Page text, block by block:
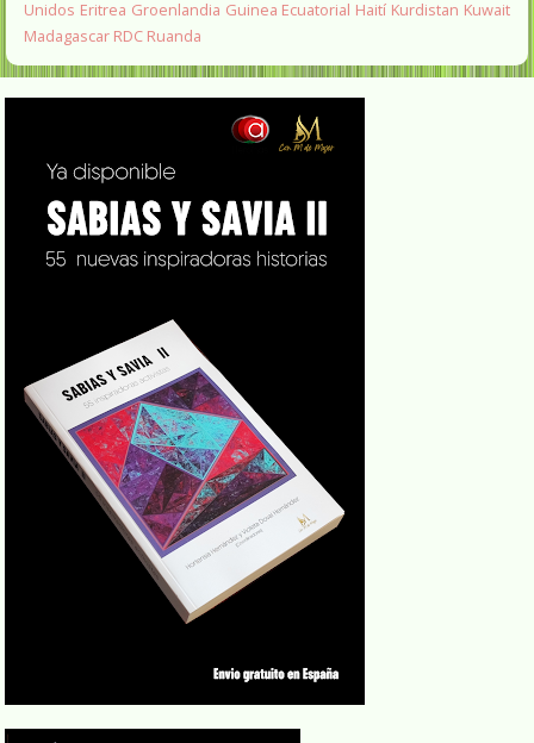
Unidos Eritrea Groenlandia Guinea Ecuatorial Haití Kurdistan Kuwait
Madagascar RDC Ruanda